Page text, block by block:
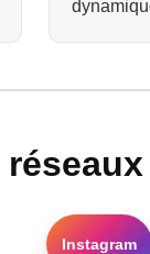
Instagram